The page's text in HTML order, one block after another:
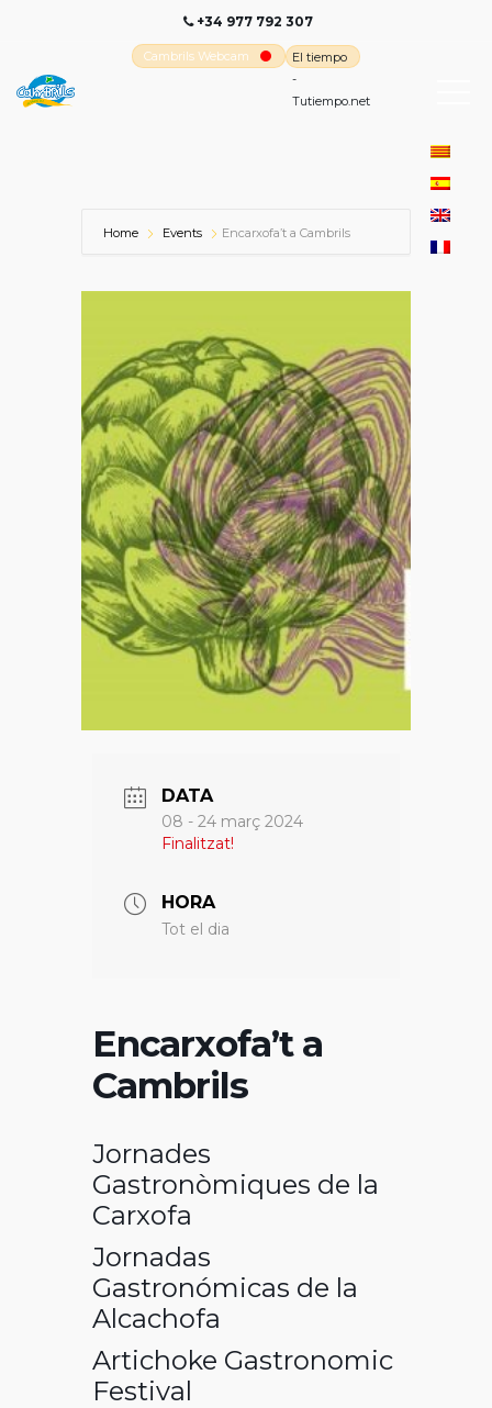
+34 977 792 307
Cambrils Webcam
El tiempo
-
Tutiempo.net
Home Events Encarxofa’t a Cambrils
DATA
08 - 24 març 2024
Finalitzat!
HORA
Tot el dia
Encarxofa’t a
Cambrils
Jornades
Gastronòmiques de la
Carxofa
Jornadas
Gastronómicas de la
Alcachofa
Artichoke Gastronomic
Festival